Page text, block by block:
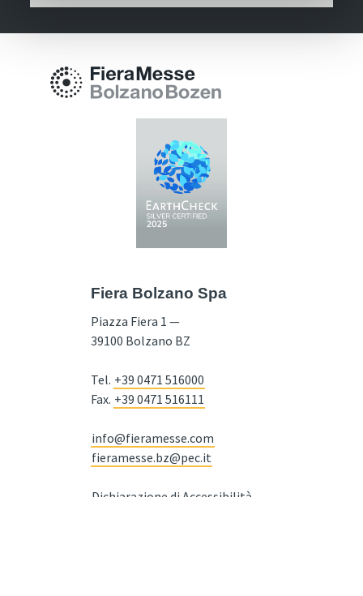
Fiera Bolzano Spa
Piazza Fiera 1 —
39100 Bolzano BZ
Tel. +39 0471 516000
Fax. +39 0471 516111
info@fieramesse.com
fieramesse.bz@pec.it
Dichiarazione di Accessibilità